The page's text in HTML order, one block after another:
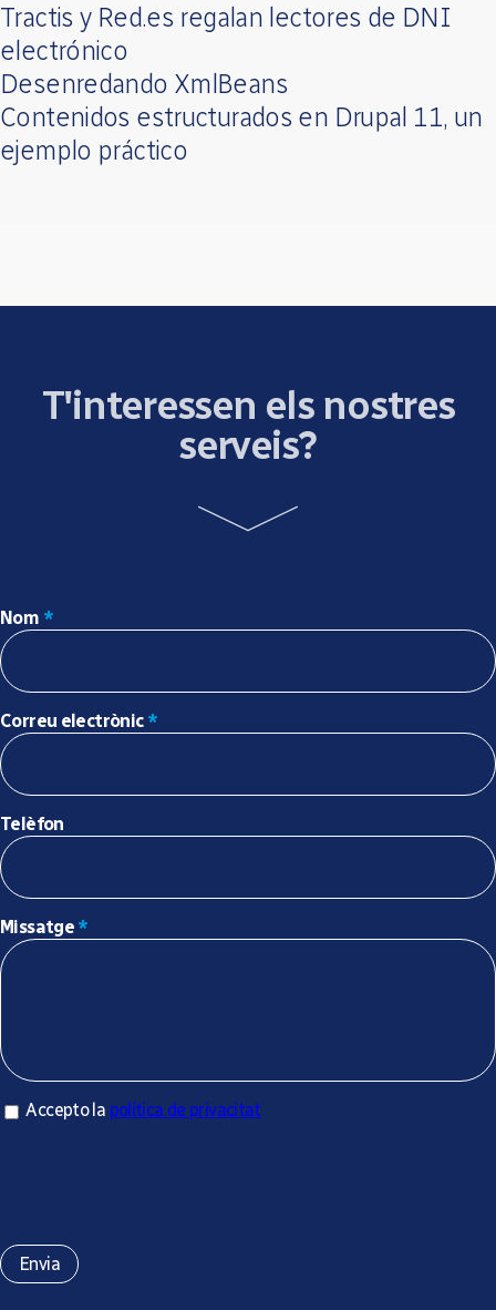
Tractis y Red.es regalan lectores de DNI
electrónico
Desenredando XmlBeans
Contenidos estructurados en Drupal 11, un
ejemplo práctico
T'interessen els nostres
serveis?
Nom *
Correu electrònic *
Telèfon
Missatge *
Accepto la política de privacitat
Accepto la política de privacitat